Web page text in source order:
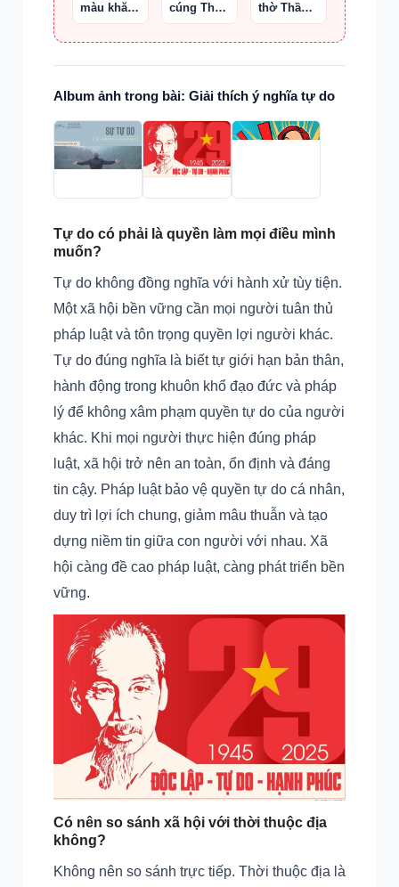
màu khăn
tang trong
tang lễ
cúng Thần
Tài – Thổ
Địa
thờ Thần
Tài đúng
Album ảnh trong bài: Giải thích ý nghĩa tự do
Tự do có phải là quyền làm mọi điều mình
muốn?
Tự do không đồng nghĩa với hành xử tùy tiện.
Một xã hội bền vững cần mọi người tuân thủ
pháp luật và tôn trọng quyền lợi người khác.
Tự do đúng nghĩa là biết tự giới hạn bản thân,
hành động trong khuôn khổ đạo đức và pháp
lý để không xâm phạm quyền tự do của người
khác. Khi mọi người thực hiện đúng pháp
luật, xã hội trở nên an toàn, ổn định và đáng
tin cậy. Pháp luật bảo vệ quyền tự do cá nhân,
duy trì lợi ích chung, giảm mâu thuẫn và tạo
dựng niềm tin giữa con người với nhau. Xã
hội càng đề cao pháp luật, càng phát triển bền
vững.
Có nên so sánh xã hội với thời thuộc địa
không?
Không nên so sánh trực tiếp. Thời thuộc địa là